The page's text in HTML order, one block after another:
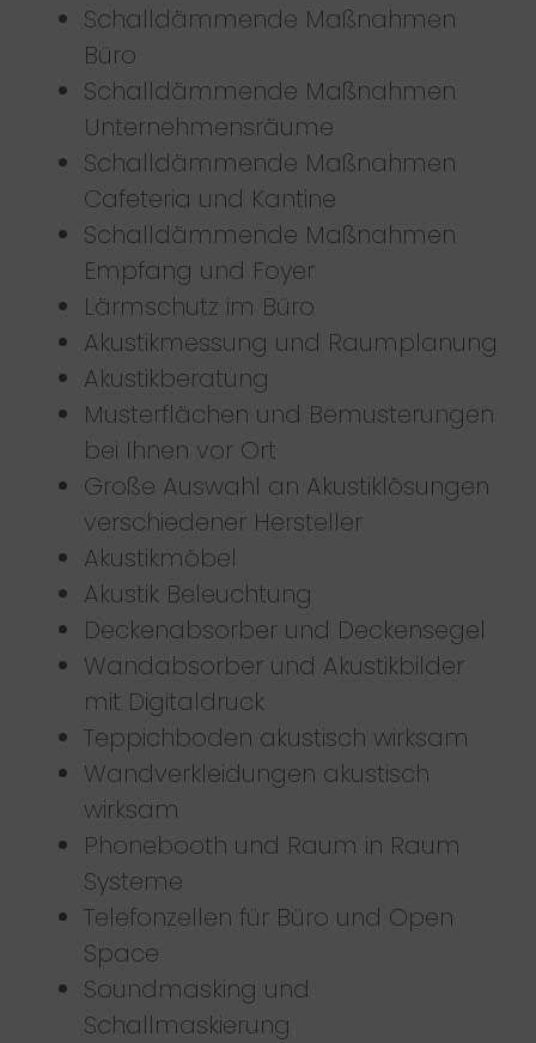
Schalldämmende Maßnahmen
Büro
Schalldämmende Maßnahmen
Unternehmensräume
Schalldämmende Maßnahmen
Cafeteria und Kantine
Schalldämmende Maßnahmen
Empfang und Foyer
Lärmschutz im Büro
Akustikmessung und Raumplanung
Akustikberatung
Musterflächen und Bemusterungen
bei Ihnen vor Ort
Große Auswahl an Akustiklösungen
verschiedener Hersteller
Akustikmöbel
Akustik Beleuchtung
Deckenabsorber und Deckensegel
Wandabsorber und Akustikbilder
mit Digitaldruck
Teppichboden akustisch wirksam
Wandverkleidungen akustisch
wirksam
Phonebooth und Raum in Raum
Systeme
Telefonzellen für Büro und Open
Space
Soundmasking und
Schallmaskierung